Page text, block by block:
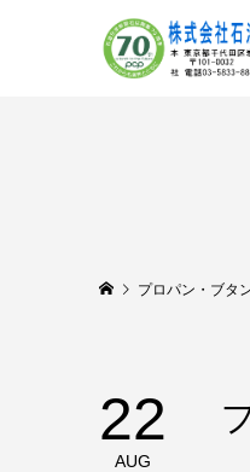
プロパン・ブタ
22
AUG